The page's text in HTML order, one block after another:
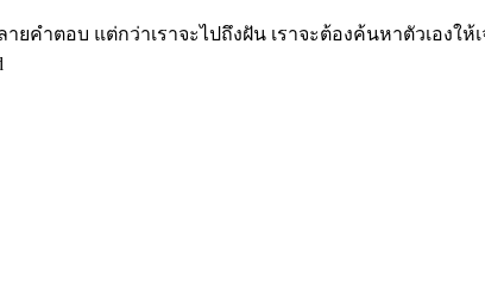
คำตอบ แต่กว่าเราจะไปถึงฝัน เราจะต้องค้นหาตัวเองใ